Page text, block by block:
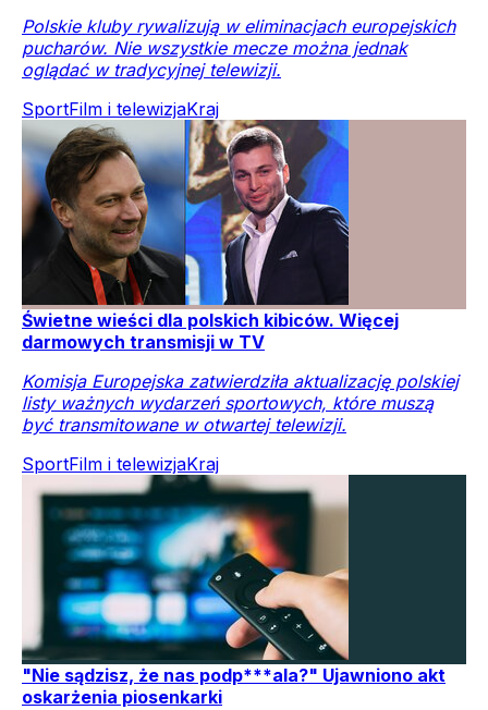
Polskie kluby rywalizują w eliminacjach europejskich
pucharów. Nie wszystkie mecze można jednak
oglądać w tradycyjnej telewizji.
SportFilm i telewizjaKraj
Świetne wieści dla polskich kibiców. Więcej
darmowych transmisji w TV
Komisja Europejska zatwierdziła aktualizację polskiej
listy ważnych wydarzeń sportowych, które muszą
być transmitowane w otwartej telewizji.
SportFilm i telewizjaKraj
"Nie sądzisz, że nas podp***ala?" Ujawniono akt
oskarżenia piosenkarki